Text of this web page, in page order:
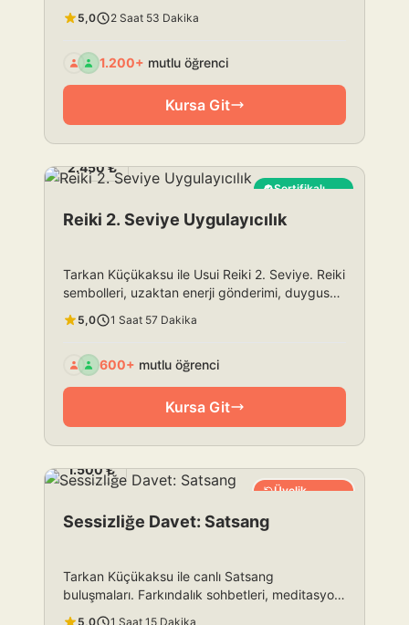
uygulayıcılık adımları. Başlangıç seviyesi.
5,0 2 Saat 53 Dakika
1.200+ mutlu öğrenci
Kursa Git
Sertifikalı
En Çok Satan
2.450 ₺
Reiki 2. Seviye Uygulayıcılık
Tarkan Küçükaksu ile Usui Reiki 2. Seviye. Reiki
sembolleri, uzaktan enerji gönderimi, duygusal-
zihinsel çalışma. Reiki pratiğinizi genişletin.
5,0 1 Saat 57 Dakika
600+ mutlu öğrenci
Kursa Git
Üyelik
1.500 ₺
Sessizliğe Davet: Satsang
Tarkan Küçükaksu ile canlı Satsang
buluşmaları. Farkındalık sohbetleri, meditasyon
ve soru-cevap. Aylık üyelik ile tüm seanslara
5,0 1 Saat 15 Dakika